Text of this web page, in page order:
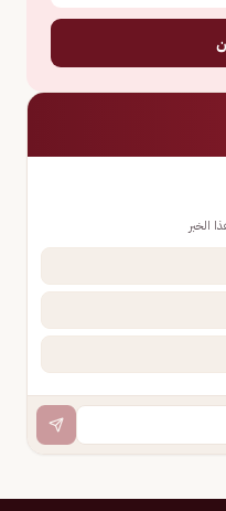
الخبر